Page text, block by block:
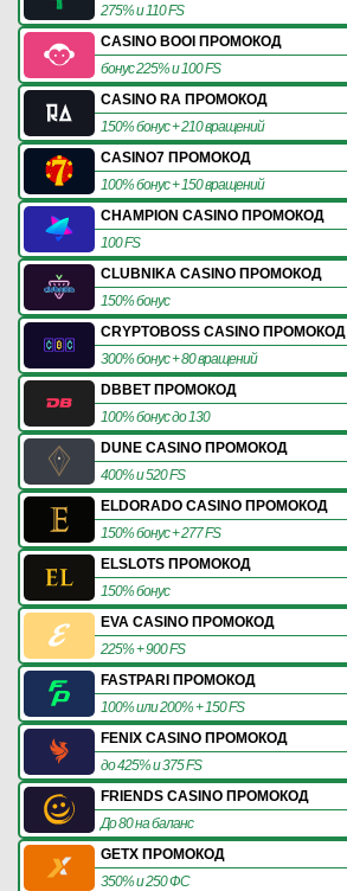
275% и 110 FS
CASINO BOOI ПРОМОКОД
бонус 225% и 100 FS
CASINO RA ПРОМОКОД
150% бонус + 210 вращений
CASINO7 ПРОМОКОД
100% бонус + 150 вращений
CHAMPION CASINO ПРОМОКОД
100 FS
CLUBNIKA CASINO ПРОМОКОД
150% бонус
CRYPTOBOSS CASINO ПРОМОКОД
300% бонус + 80 вращений
DBBET ПРОМОКОД
100% бонус до 130
DUNE CASINO ПРОМОКОД
400% и 520 FS
ELDORADO CASINO ПРОМОКОД
150% бонус + 277 FS
ELSLOTS ПРОМОКОД
150% бонус
EVA CASINO ПРОМОКОД
225% + 900 FS
FASTPARI ПРОМОКОД
100% или 200% + 150 FS
FENIX CASINO ПРОМОКОД
до 425% и 375 FS
FRIENDS CASINO ПРОМОКОД
До 80 на баланс
GETX ПРОМОКОД
350% и 250 ФС